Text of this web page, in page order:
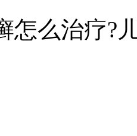
怎么治疗?